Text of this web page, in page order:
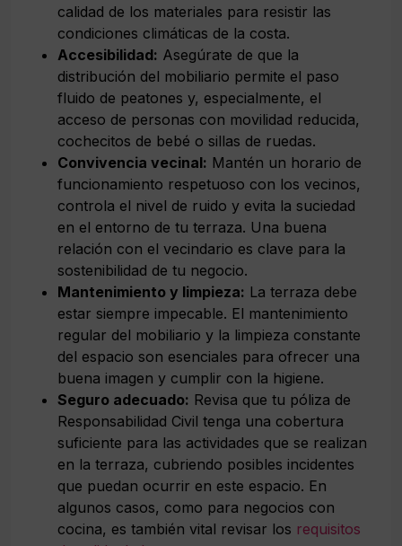
calidad de los materiales para resistir las
condiciones climáticas de la costa.
Accesibilidad: Asegúrate de que la
distribución del mobiliario permite el paso
fluido de peatones y, especialmente, el
acceso de personas con movilidad reducida,
cochecitos de bebé o sillas de ruedas.
Convivencia vecinal: Mantén un horario de
funcionamiento respetuoso con los vecinos,
controla el nivel de ruido y evita la suciedad
en el entorno de tu terraza. Una buena
relación con el vecindario es clave para la
sostenibilidad de tu negocio.
Mantenimiento y limpieza: La terraza debe
estar siempre impecable. El mantenimiento
regular del mobiliario y la limpieza constante
del espacio son esenciales para ofrecer una
buena imagen y cumplir con la higiene.
Seguro adecuado: Revisa que tu póliza de
Responsabilidad Civil tenga una cobertura
suficiente para las actividades que se realizan
en la terraza, cubriendo posibles incidentes
que puedan ocurrir en este espacio. En
algunos casos, como para negocios con
cocina, es también vital revisar los requisitos